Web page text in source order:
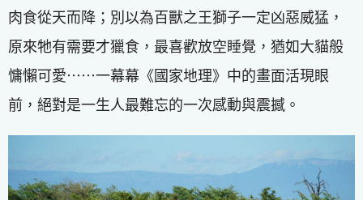
肉食從天而降；別以為百獸之王獅子一定凶惡威猛，
原來牠有需要才獵食，最喜歡放空睡覺，猶如大貓般
慵懶可愛⋯⋯一幕幕《國家地理》中的畫面活現眼
前，絕對是一生人最難忘的一次感動與震撼。